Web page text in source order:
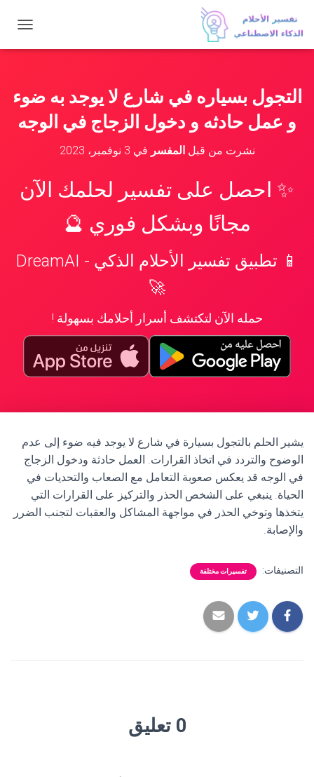
ب
ا
ت
التجول بسياره في شارع لا يوجد به ضوء
و عمل حادثه و دخول الزجاج في الوجه
نشرت من قبلالمفسر في 3 نوفمبر، 2023
✨ احصل على تفسير لحلمك الآن
مجانًا وبشكل فوري 🔮
📱 تطبيق تفسير الأحلام الذكي - DreamAI
🚀
حمله الآن لتكتشف أسرار أحلامك بسهولة !
يشير الحلم بالتجول بسيارة في شارع لا يوجد فيه ضوء إلى عدم
الوضوح والتردد في اتخاذ القرارات. العمل حادثة ودخول الزجاج
في الوجه قد يعكس صعوبة التعامل مع الصعاب والتحديات في
الحياة. ينبغي على الشخص الحذر والتركيز على القرارات التي
يتخذها وتوخي الحذر في مواجهة المشاكل والعقبات لتجنب الضرر
والإصابة.
التصنيفات: تفسيرات مختلفة
0 تعليق